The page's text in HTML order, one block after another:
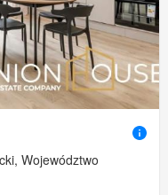
Województwo